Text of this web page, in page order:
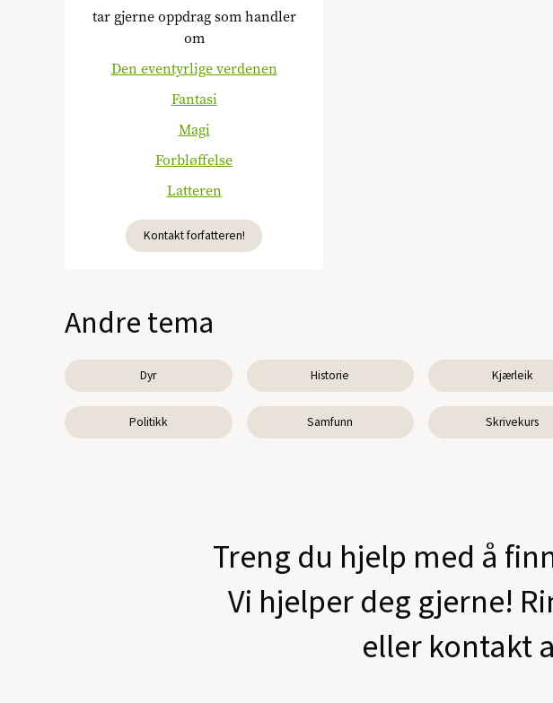
tar gjerne oppdrag som handler
om
Den eventyrlige verdenen
Fantasi
Magi
Forbløffelse
Latteren
Kontakt forfatteren!
Andre tema
Dyr Historie Kjærleik
Politikk Samfunn Skrivekurs
Treng du hjelp med å
Vi hjelper deg gjerne!
eller kontakt